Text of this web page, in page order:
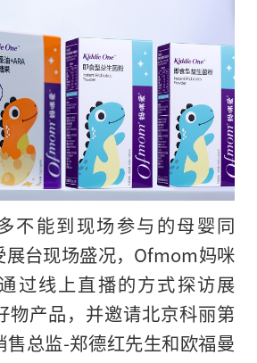
不能到现场参与的母婴同
展台现场盛况，Ofmom妈咪
过线上直播的方式探访展
物产品，并邀请北京科丽第
售总监-郑德红先生和欧福曼